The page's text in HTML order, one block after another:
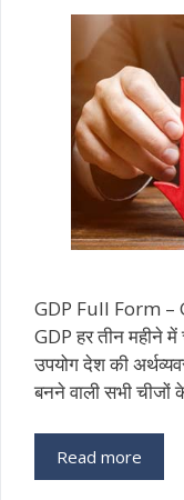
GDP Full Form –
GDP हर तीन महीने में
उपयोग देश की
बनने वाली सभी
Read more